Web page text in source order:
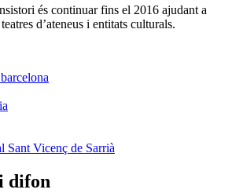
és continuar fins el 2016 ajudant a
d’ateneus i entitats culturals.
Sant Vicenç de Sarrià
difon